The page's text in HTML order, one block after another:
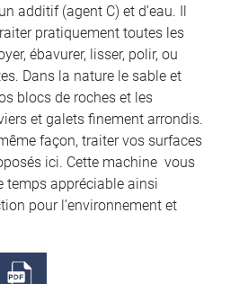
additif (agent C) et d’eau. Il
pratiquement toutes les
ébavurer, lisser, polir, ou
Dans la nature le sable et
blocs de roches et les
et galets finement arrondis.
façon, traiter vos surfaces
ici. Cette machine vous
temps appréciable ainsi
pour l’environnement et